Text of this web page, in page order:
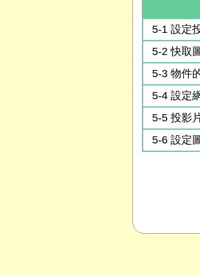
5-1 設定
5-2 快取
5-3 物件
5-4 設定
5-5 投影
5-6 設定